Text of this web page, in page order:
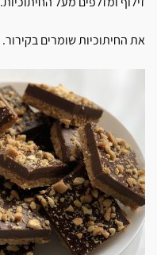
את החיתוכיות שומרים בקירור.